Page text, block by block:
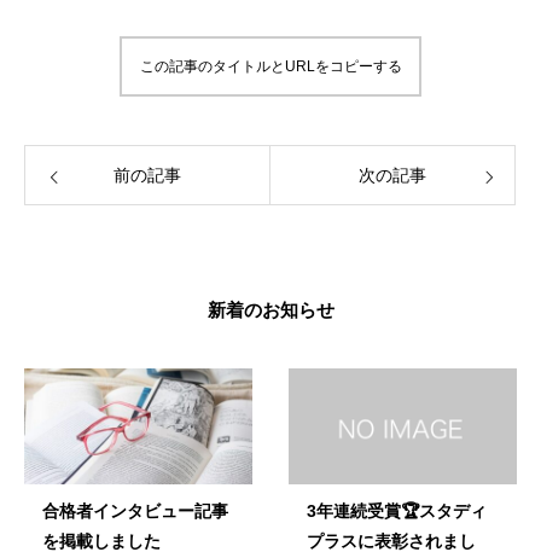
この記事のタイトルとURLをコピーする
前の記事 次の記事
新着のお知らせ
合格者インタビュー記事
を掲載しました
3年連続受賞🏆スタディ
プラスに表彰されまし